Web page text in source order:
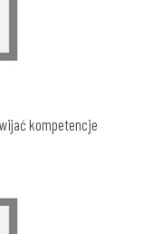
kompetencje